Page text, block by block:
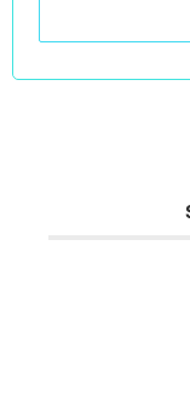
acumulate de-a
și realizări